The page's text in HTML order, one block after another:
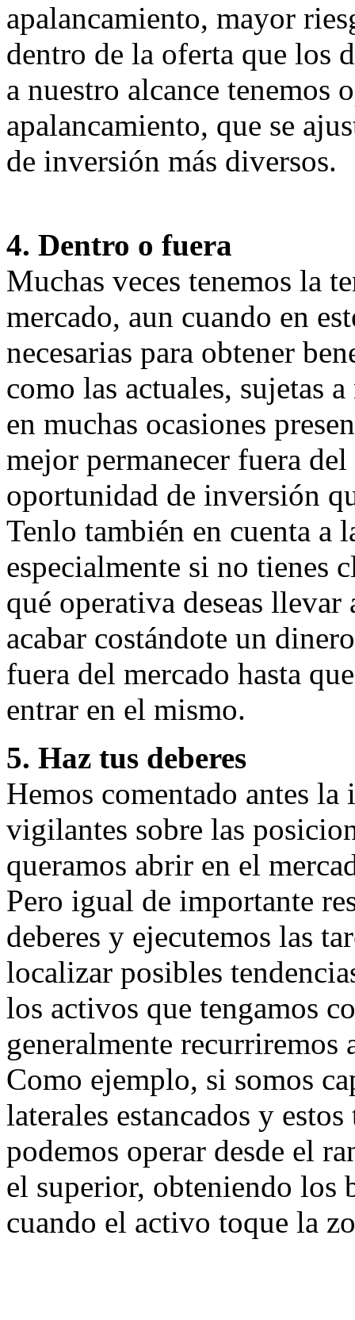
apalancamiento, mayor
dentro de la oferta que los
a nuestro alcance tenemos
apalancamiento, que se
de inversión más diversos.
4. Dentro o fuera
Muchas veces tenemos la
mercado, aun cuando en
necesarias para obtener
como las actuales, sujetas
en muchas ocasiones
mejor permanecer fuera
oportunidad de inversión
Tenlo también en cuenta a
especialmente si no tienes
qué operativa deseas
acabar costándote un
fuera del mercado hasta
entrar en el mismo.
5. Haz tus deberes
Hemos comentado antes
vigilantes sobre las
queramos abrir en el
Pero igual de importante
deberes y ejecutemos las
localizar posibles
los activos que tengamos
generalmente
Como ejemplo, si somos
laterales estancados y
podemos operar desde el
el superior, obteniendo los
cuando el activo toque la